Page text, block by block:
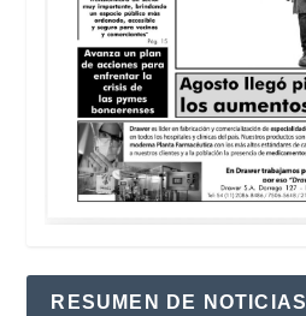
RESUMEN DE NOTICIAS